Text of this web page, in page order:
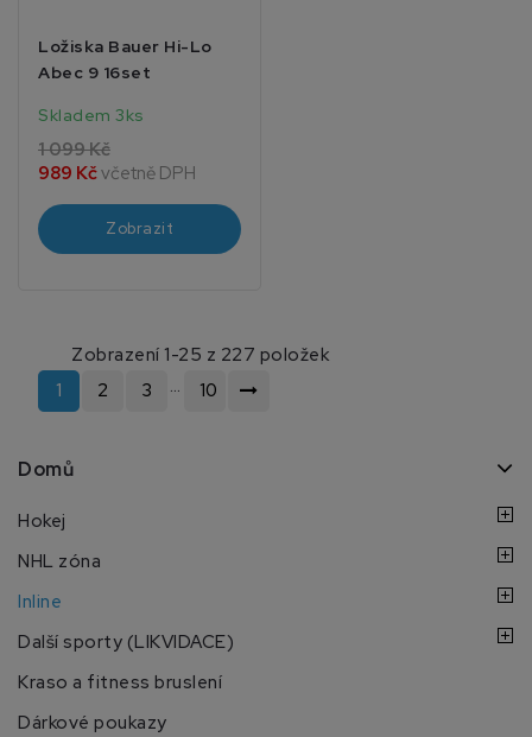
Ložiska Bauer Hi-Lo
Abec 9 16set
Skladem 3ks
1 099 Kč
989 Kčvčetně DPH
Zobrazit
Zobrazení 1-25 z 227 položek
1
2 3 … 10
Domů
Hokej
NHL zóna
Inline
Další sporty (LIKVIDACE)
Kraso a fitness bruslení
Dárkové poukazy